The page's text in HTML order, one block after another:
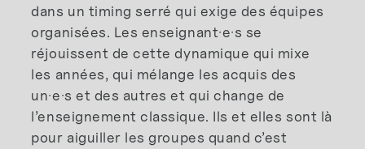
dans un timing serré qui exige des équipes
organisées. Les enseignant·e·s se
réjouissent de cette dynamique qui mixe
les années, qui mélange les acquis des
un·e·s et des autres et qui change de
l’enseignement classique. Ils et elles sont là
pour aiguiller les groupes quand c’est